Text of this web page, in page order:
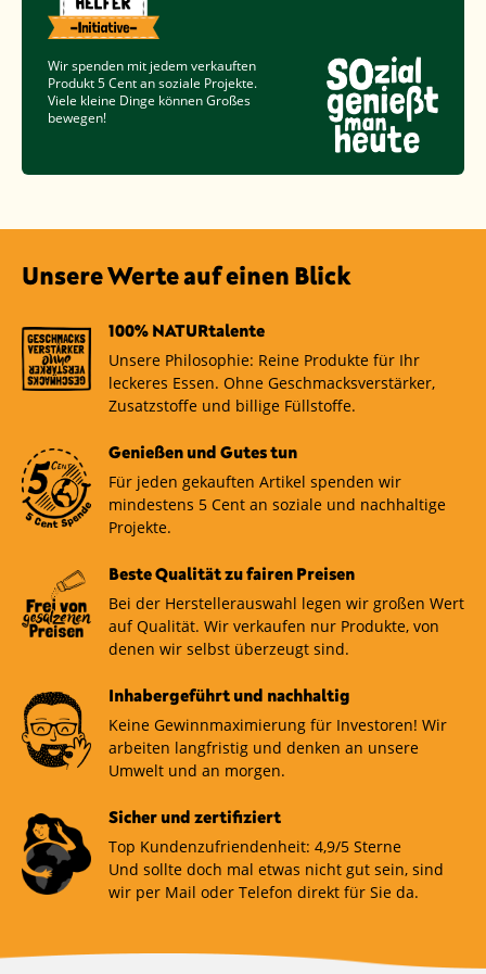
Wir spenden mit jedem verkauften
Produkt5 Centan soziale Projekte.
Viele kleine Dinge können Großes
bewegen!
Unsere Werte auf einen Blick
100% NATURtalente
Unsere Philosophie: Reine Produkte für Ihr
leckeres Essen. Ohne Geschmacksverstärker,
Zusatzstoffe und billige Füllstoffe.
Genießen und Gutes tun
Für jeden gekauften Artikel spenden wir
mindestens 5 Cent an soziale und nachhaltige
Projekte.
Beste Qualität zu fairen Preisen
Bei der Herstellerauswahl legen wir großen Wert
auf Qualität. Wir verkaufen nur Produkte, von
denen wir selbst überzeugt sind.
Inhabergeführt und nachhaltig
Keine Gewinnmaximierung für Investoren! Wir
arbeiten langfristig und denken an unsere
Umwelt und an morgen.
Sicher und zertifiziert
Top Kundenzufriendenheit: 4,9/5 Sterne
Und sollte doch mal etwas nicht gut sein, sind
wir per Mail oder Telefon direkt für Sie da.